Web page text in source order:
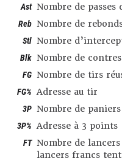
Ast Nombre de passes
Reb Nombre de
Stl Nombre
Blk Nombre de contres
FG Nombre de tirs
FG% Adresse au tir
3P Nombre de
3P% Adresse à 3 points
FT Nombre de
lancers francs